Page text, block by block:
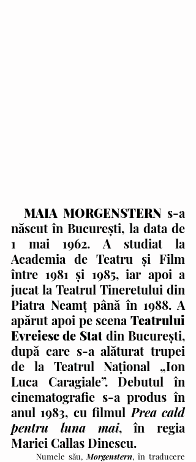
MAIA MORGENSTERN s-a
născut în București, la data de
1 mai 1962. A studiat la
Academia de Teatru și Film
între 1981 și 1985, iar apoi a
jucat la Teatrul Tineretului din
Piatra Neamț până în 1988. A
apărut apoi pe scena Teatrului
Evreiesc de Stat din București,
după care s-a alăturat trupei
de la Teatrul Național „Ion
Luca Caragiale”. Debutul în
cinematografie s-a produs în
anul 1983, cu filmul Prea cald
pentru luna mai, în regia
Mariei Callas Dinescu.
       Numele său,
Morgenstern, în traducere